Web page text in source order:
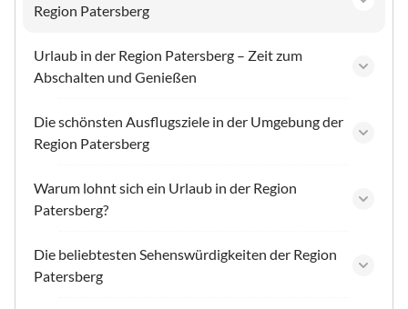
Region Patersberg
Urlaub in der Region Patersberg – Zeit zum
Abschalten und Genießen
Die schönsten Ausflugsziele in der Umgebung der
Region Patersberg
Warum lohnt sich ein Urlaub in der Region
Patersberg?
Die beliebtesten Sehenswürdigkeiten der Region
Patersberg